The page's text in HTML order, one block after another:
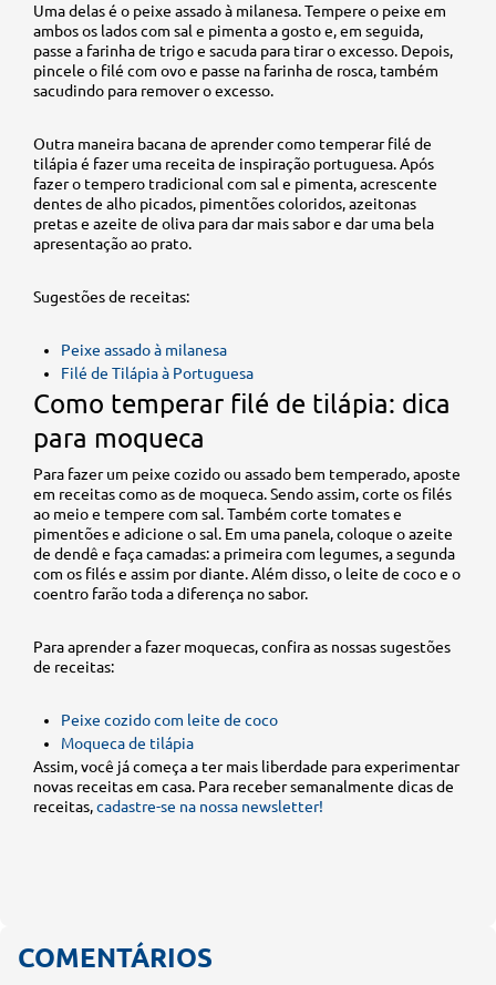
Uma delas é o peixe assado à milanesa. Tempere o peixe em
ambos os lados com sal e pimenta a gosto e, em seguida,
passe a farinha de trigo e sacuda para tirar o excesso. Depois,
pincele o filé com ovo e passe na farinha de rosca, também
sacudindo para remover o excesso.
Outra maneira bacana de aprender como temperar filé de
tilápia é fazer uma receita de inspiração portuguesa. Após
fazer o tempero tradicional com sal e pimenta, acrescente
dentes de alho picados, pimentões coloridos, azeitonas
pretas e azeite de oliva para dar mais sabor e dar uma bela
apresentação ao prato.
Sugestões de receitas:
Peixe assado à milanesa
Filé de Tilápia à Portuguesa
Como temperar filé de tilápia: dica
para moqueca
Para fazer um peixe cozido ou assado bem temperado, aposte
em receitas como as de moqueca. Sendo assim, corte os filés
ao meio e tempere com sal. Também corte tomates e
pimentões e adicione o sal. Em uma panela, coloque o azeite
de dendê e faça camadas: a primeira com legumes, a segunda
com os filés e assim por diante. Além disso, o leite de coco e o
coentro farão toda a diferença no sabor.
Para aprender a fazer moquecas, confira as nossas sugestões
de receitas:
Peixe cozido com leite de coco
Moqueca de tilápia
Assim, você já começa a ter mais liberdade para experimentar
novas receitas em casa. Para receber semanalmente dicas de
receitas,cadastre-se na nossa newsletter!
COMENTÁRIOS